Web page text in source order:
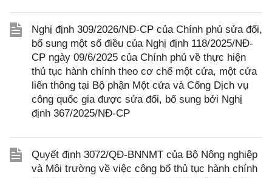
Nghị định 309/2026/NĐ-CP của Chính phủ sửa đổi,
bổ sung một số điều của Nghị định 118/2025/NĐ-
CP ngày 09/6/2025 của Chính phủ về thực hiện
thủ tục hành chính theo cơ chế một cửa, một cửa
liên thông tại Bộ phận Một cửa và Cổng Dịch vụ
công quốc gia được sửa đổi, bổ sung bởi Nghị
định 367/2025/NĐ-CP
Quyết định 3072/QĐ-BNNMT của Bộ Nông nghiệp
và Môi trường về việc công bố thủ tục hành chính